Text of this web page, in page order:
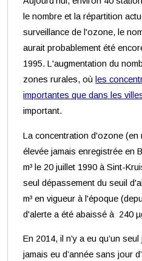
le nombre et la répartition
surveillance de l'ozone, le
aurait probablement été
1995. L'augmentation du
zones rurales, où les
importantes que dans les
important.
La concentration d'ozone (en
élevée jamais enregistrée en
m³ le 20 juillet 1990 à Sint-
seul dépassement du seuil
m³ en vigueur à l'époque
d'alerte a été abaissé à 240
En 2014, il n’y a eu qu’un
jamais eu d’année sans jour